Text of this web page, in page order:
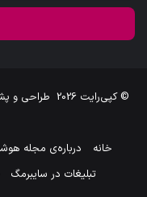
خود
وارد
© کپی‌رایت 2026 طراحی و
خانه
درباره‌ی مجله
تبلیغات در سایبرمگ